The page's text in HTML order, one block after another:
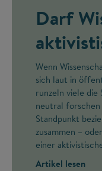
Darf
Wenn
sich laut in
runzeln viele die
neutral
Standpunkt
zusammen –
einer
Artikel lesen